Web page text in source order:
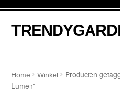
door
naar
naar
de
Tuinmeubelen
Home Winkel
Producten
Lumen”